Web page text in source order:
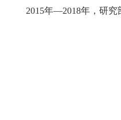
2015年—2018年，研究部